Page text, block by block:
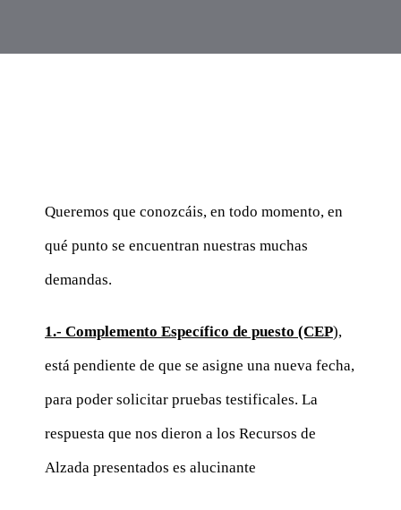
Queremos que conozcáis, en todo momento, en
qué punto se encuentran nuestras muchas
demandas.
1.- Complemento Específico de puesto (CEP),
está pendiente de que se asigne una nueva fecha,
para poder solicitar pruebas testificales. La
respuesta que nos dieron a los Recursos de
Alzada presentados es alucinante